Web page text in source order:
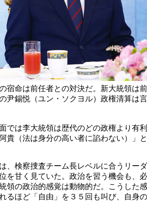
宿命は前任者との対決だ。新大統領
尹錫悦（ユン・ソクヨル）政権清算は
では李大統領は歴代のどの政権より有
貴（法は身分の高い者に諂わない）」
、検察捜査チーム長レベルに合うリー
を甘く見ていた。政治を習う機会も、
領の政治的感覚は動物的だ。こうした
るほど「自由」を３５回も叫び、自身